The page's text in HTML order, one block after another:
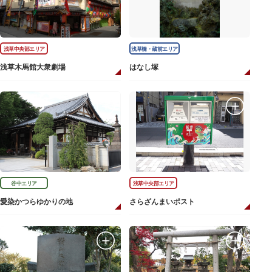
浅草中央部エリア
浅草木馬館大衆劇場
浅草橋・蔵前エリア
はなし塚
谷中エリア
愛染かつらゆかりの地
浅草中央部エリア
さらざんまいポスト